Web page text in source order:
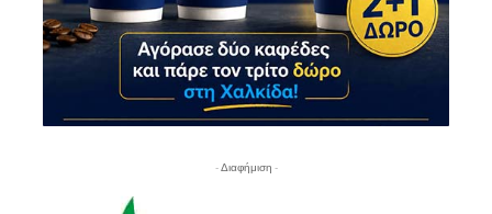
- Διαφήμιση -